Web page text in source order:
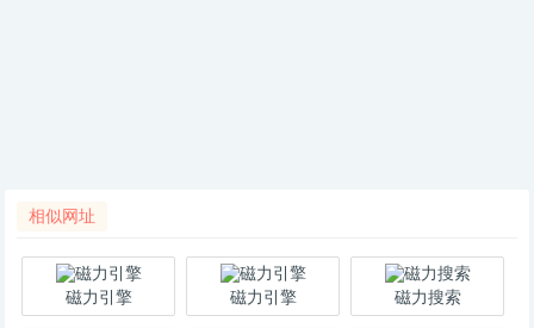
相似网址
磁力引擎 磁力引擎 磁力搜索